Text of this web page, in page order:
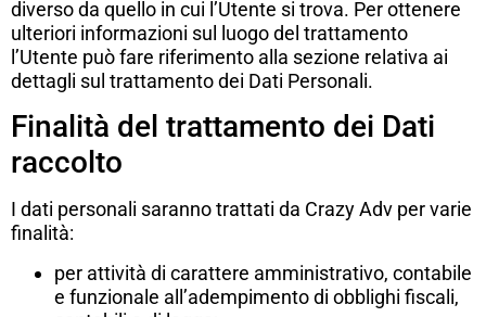
diverso da quello in cui l’Utente si trova. Per ottenere
ulteriori informazioni sul luogo del trattamento
l’Utente può fare riferimento alla sezione relativa ai
dettagli sul trattamento dei Dati Personali.
Finalità del trattamento dei Dati
raccolto
I dati personali saranno trattati da Crazy Adv per varie
finalità:
per attività di carattere amministrativo, contabile
e funzionale all’adempimento di obblighi fiscali,